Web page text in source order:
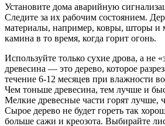
Установите дома аварийную
Следите за их рабочим состоянием.
материалы, например, ковры, шторы и
камина в то время, когда горит огонь.
Используйте только сухие дрова, а не
древесина — это дерево, которое
течение 6-12 месяцев при влажности
Чем тоньше древесина, тем лучше и
Мелкие древесные части горят лучше,
Сырое дерево не будет гореть так
больше сажи и креозота. Выбирайте